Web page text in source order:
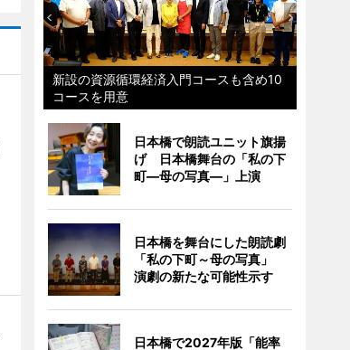
新設の資源循環経済入門コースも含め10
コースを用意
日本橋で朗読ユニット旗揚
げ 日本橋舞台の「私の下
町―母の写真―」上演
日本橋を舞台にした朗読劇
「私の下町～母の写真」
演劇の新たな可能性示す
日本橋で2027年版「能率